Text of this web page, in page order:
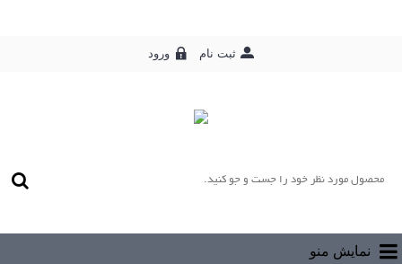
ورود ثبت نام
نمایش منو